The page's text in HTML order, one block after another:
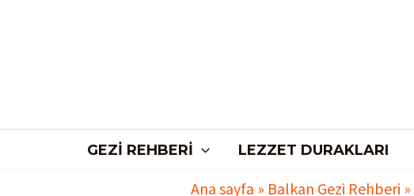
GEZI REHBERI LEZZET DURAKLARI
Ana sayfa » Balkan Gezi Rehberi »